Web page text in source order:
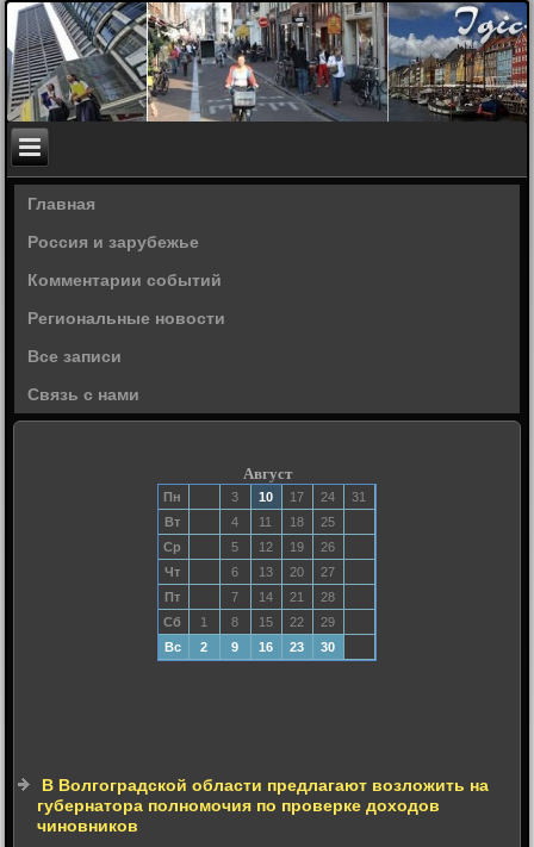
Главная
Россия и зарубежье
Комментарии событий
Региональные новости
Все записи
Связь с нами
Август
Пн 3 10 17 24
31
Вт
4 11 18
25
Ср
5 12 19
26
Чт
6 13 20
27
Пт
7 14 21
28
Сб
1 8 15 22
29
Вс
2 9 16 23 30
В Волгоградской области предлагают возложить на
губернатора полномочия по проверке доходов
чиновников